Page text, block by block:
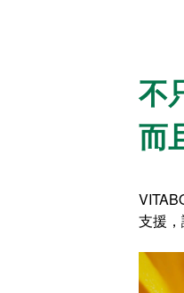
不
而
支援